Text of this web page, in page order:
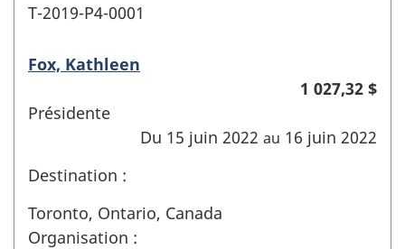
T-2019-P4-0001
Fox, Kathleen
1 027,32 $
Présidente
Du 15 juin 2022 au 16 juin 2022
Destination :
Toronto, Ontario, Canada
Organisation :